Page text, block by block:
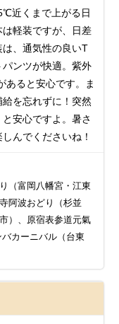
近くまで上がる日
軽装ですが、日差
は、通気性の良いT
ンツが快適。紫外
あると安心です。ま
を忘れずに！突然
安心ですよ。暑さ
んでくださいね！
（富岡八幡宮・江東
阿波おどり（杉並
）、原宿表参道元氣
カーニバル（台東